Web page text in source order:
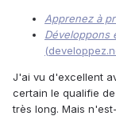
Apprenez à
Développons
J'ai vu d'excellent
certain le qualifie
très long. Mais